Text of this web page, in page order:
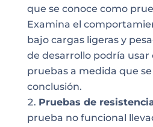
que se conoce como
Examina el
bajo cargas ligeras y
de desarrollo podría usar
pruebas a medida que
conclusión.
Pruebas de
prueba no funcional